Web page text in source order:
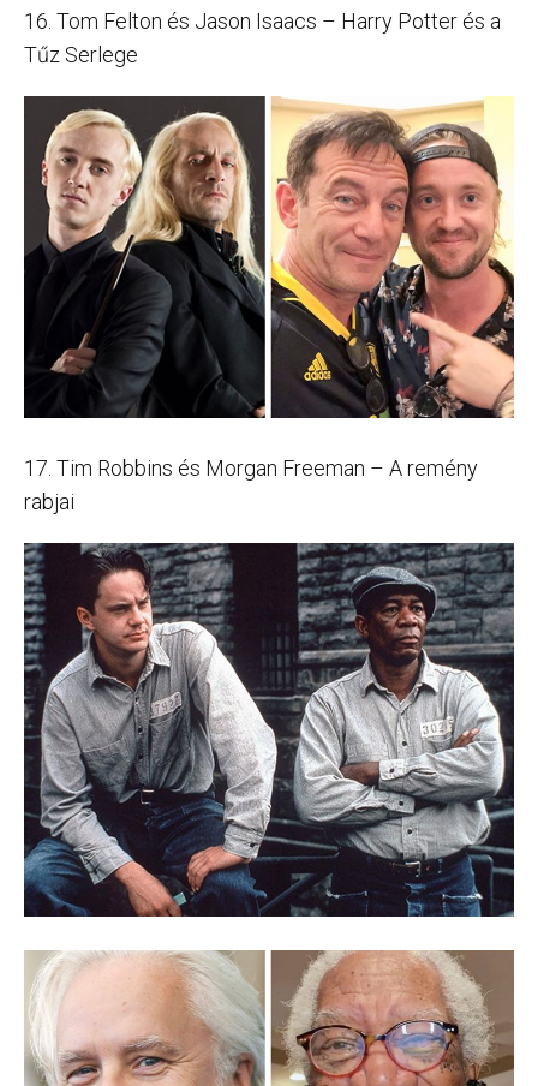
16. Tom Felton és Jason Isaacs – Harry Potter és a
Tűz Serlege
17. Tim Robbins és Morgan Freeman – A remény
rabjai